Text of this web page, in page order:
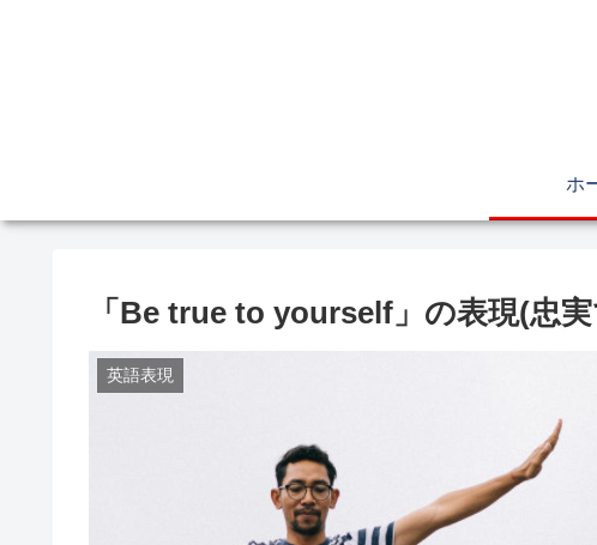
ホ
「Be true to yourself」の表現(忠
英語表現